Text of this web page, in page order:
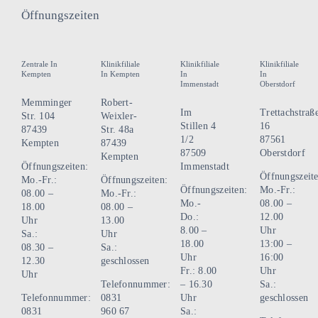
Öffnungszeiten
Zentrale In
Kempten
Memminger
Str. 104
87439
Kempten
Öffnungszeiten:
Mo.-Fr.:
08.00 –
18.00
Uhr
Sa.:
08.30 –
12.30
Uhr
Telefonnummer:
0831
Klinikfiliale
In Kempten
Robert-
Weixler-
Str. 48a
87439
Kempten
Öffnungszeiten:
Mo.-Fr.:
08.00 –
13.00
Uhr
Sa.:
geschlossen
Telefonnummer:
0831
960 67
Klinikfiliale
In
Immenstadt
Im
Stillen 4
1/2
87509
Immenstadt
Öffnungszeiten:
Mo.-
Do.:
8.00 –
18.00
Uhr
Fr.: 8.00
– 16.30
Uhr
Sa.:
Klinikfiliale
In
Oberstdorf
16
87561
Oberstdorf
Mo.-Fr.:
08.00 –
12.00
Uhr
13:00 –
16:00
Uhr
Sa.:
geschlossen